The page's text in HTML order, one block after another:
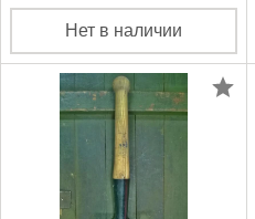
Нет в наличии